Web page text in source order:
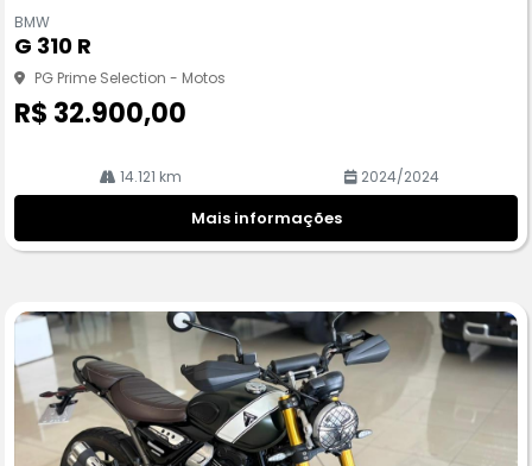
pa
rtil
he
BMW
G 310 R
PG Prime Selection - Motos
R$ 32.900,00
14.121 km 2024/2024
Mais informações